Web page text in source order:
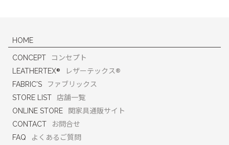
HOME
CONCEPT
コンセプト
LEATHERTEX® レザーテックス®
FABRIC'S
ファブリックス
STORE LIST
店舗一覧
ONLINE STORE
関家具通販サイト
CONTACT
お問合せ
FAQ
よくあるご質問